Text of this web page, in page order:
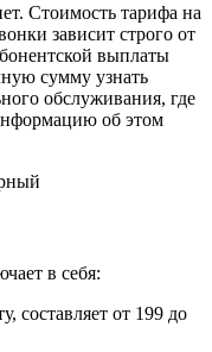
Стоимость тарифа на
зависит строго от
выплаты
сумму узнать
обслуживания, где
об этом
в себя:
составляет от 199 до